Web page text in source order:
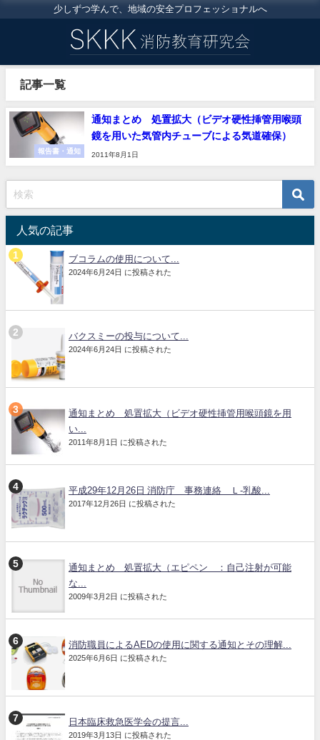
少しずつ学んで、地域の安全プロフェッショナルへ
記事一覧
報告書・通知
通知まとめ 処置拡大（ビデオ硬性挿管用喉頭
鏡を用いた気管内チューブによる気道確保）
2011年8月1日
人気の記事
ブコラムの使用について...
2024年6月24日 に投稿された
バクスミーの投与について...
2024年6月24日 に投稿された
通知まとめ 処置拡大（ビデオ硬性挿管用喉頭鏡を用
い...
2011年8月1日 に投稿された
平成29年12月26日 消防庁 事務連絡 Ｌ-乳酸...
2017年12月26日 に投稿された
通知まとめ 処置拡大（エピペン®：自己注射が可能
な...
2009年3月2日 に投稿された
消防職員によるAEDの使用に関する通知とその理解...
2025年6月6日 に投稿された
日本臨床救急医学会の提言...
2019年3月13日 に投稿された